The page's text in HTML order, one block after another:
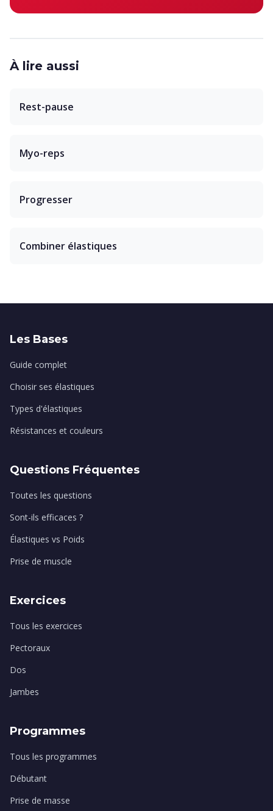
À lire aussi
Rest-pause
Myo-reps
Progresser
Combiner élastiques
Les Bases
Guide complet
Choisir ses élastiques
Types d'élastiques
Résistances et couleurs
Questions Fréquentes
Toutes les questions
Sont-ils efficaces ?
Élastiques vs Poids
Prise de muscle
Exercices
Tous les exercices
Pectoraux
Dos
Jambes
Programmes
Tous les programmes
Débutant
Prise de masse